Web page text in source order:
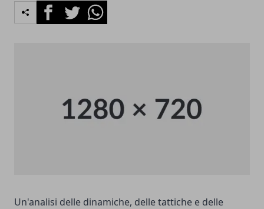
FacebookTwitterWhatsapp
Un'analisi delle dinamiche, delle tattiche e delle